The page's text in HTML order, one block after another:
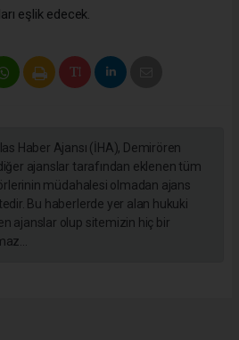
eşlik edecek.
Haber Ajansı (İHA), Demirören
ajanslar tarafından eklenen tüm
müdahalesi olmadan ajans
Bu haberlerde yer alan hukuki
ajanslar olup sitemizin hiç bir